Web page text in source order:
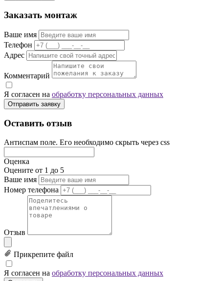
Заказать монтаж
Ваше имя
Телефон
Адрес
Комментарий
Я согласен на обработку персональных данных
Отправить заявку
Оставить отзыв
Антиспам поле. Его необходимо скрыть через css
Оценка
Оцените от 1 до 5
Ваше имя
Номер телефона
Отзыв
Прикрепите файл
Я согласен на обработку персональных данных